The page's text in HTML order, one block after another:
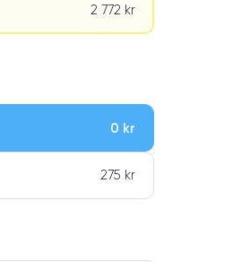
2 772 kr
0 kr
275 kr